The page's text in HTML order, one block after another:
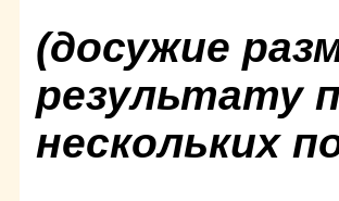
(досужие
результату
нескольких